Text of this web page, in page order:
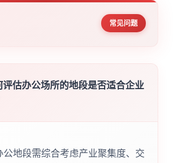
常见问题
评估办公场所的地段是否适合企业
公地段需综合考虑产业聚集度、交